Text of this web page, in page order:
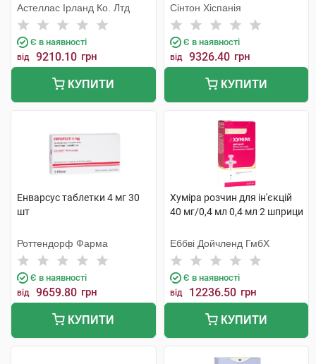
Астеллас Ірланд Ко. Лтд
Є в наявності
від 9210.10 грн
КУПИТИ
Сінтон Хіспанія
Є в наявності
від 9326.40 грн
КУПИТИ
Енварсус таблетки 4 мг 30
шт
Роттендорф Фарма
Є в наявності
від 9659.80 грн
КУПИТИ
Хуміра розчин для ін'єкцій
40 мг/0,4 мл 0,4 мл 2 шприци
Еббві Дойчленд ГмбХ
Є в наявності
від 12236.50 грн
КУПИТИ